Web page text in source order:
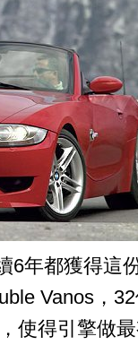
6年都獲得這
Vanos，
使得引擎做